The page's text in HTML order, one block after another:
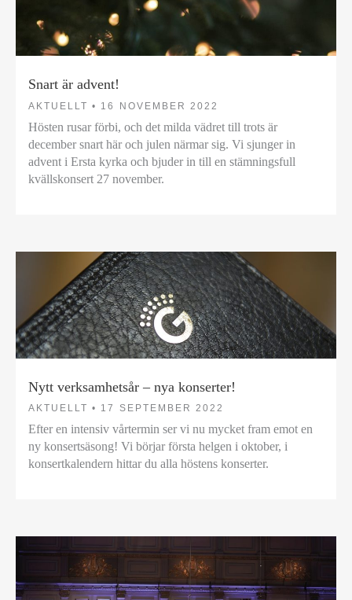
Snart är advent!
AKTUELLT • 16 NOVEMBER 2022
Hösten rusar förbi, och det milda vädret till trots är
december snart här och julen närmar sig. Vi sjunger in
advent i Ersta kyrka och bjuder in till en stämningsfull
kvällskonsert 27 november.
Nytt verksamhetsår – nya konserter!
AKTUELLT • 17 SEPTEMBER 2022
Efter en intensiv vårtermin ser vi nu mycket fram emot en
ny konsertsäsong! Vi börjar första helgen i oktober, i
konsertkalendern hittar du alla höstens konserter.